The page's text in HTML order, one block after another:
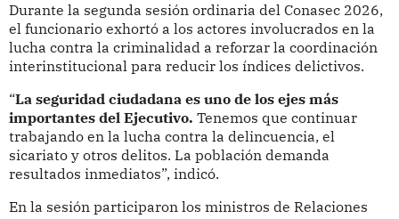
Durante la segunda sesión ordinaria del Conasec 2026,
el funcionario exhortó a los actores involucrados en la
lucha contra la criminalidad a reforzar la coordinación
interinstitucional para reducir los índices delictivos.
“La seguridad ciudadana es uno de los ejes más
importantes del Ejecutivo. Tenemos que continuar
trabajando en la lucha contra la delincuencia, el
sicariato y otros delitos. La población demanda
resultados inmediatos”, indicó.
En la sesión participaron los ministros de Relaciones